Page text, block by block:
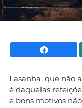
Lasanha, que não
é daquelas
e bons motivos